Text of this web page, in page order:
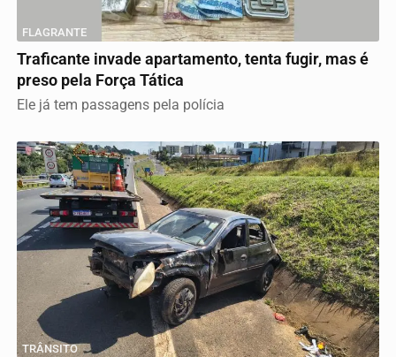
FLAGRANTE
Traficante invade apartamento, tenta fugir, mas é
preso pela Força Tática
Ele já tem passagens pela polícia
TRÂNSITO